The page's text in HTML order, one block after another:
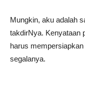
Mungkin, aku adalah
takdirNya. Kenyataan
harus
segalanya.